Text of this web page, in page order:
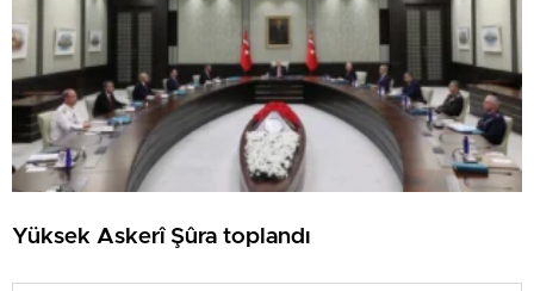
Yüksek Askerî Şûra toplandı